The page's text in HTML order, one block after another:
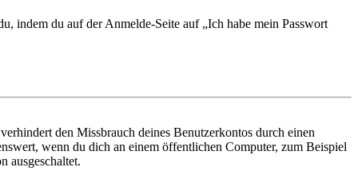
indem du auf der Anmelde-Seite auf „Ich habe mein Passwort
den Missbrauch deines Benutzerkontos durch einen
wenn du dich an einem öffentlichen Computer, zum Beispiel
ausgeschaltet.